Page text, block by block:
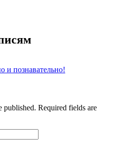
познавательно!
published. Required fields are